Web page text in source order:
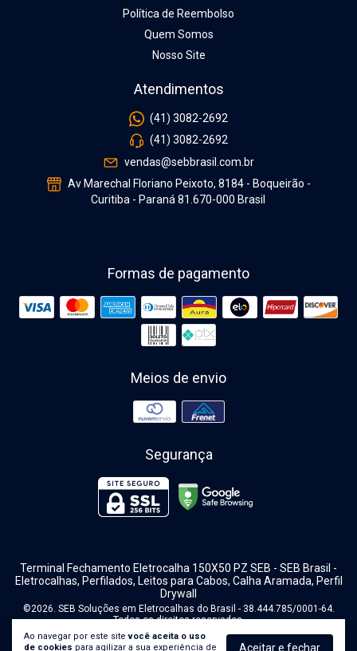
Ao navegar por este sitevocê aceita o uso
de cookies para agilizar a sua experiência de Aceitar e fechar
Política de Reembolso
Quem Somos
Nosso Site
Atendimentos
(41) 3082-2692
(41) 3082-2692
vendas@sebbrasil.com.br
Av Marechal Floriano Peixoto, 8184 - Boqueirão -
Curitiba - Paraná 81.670-000 Brasil
Formas de pagamento
Meios de envio
Segurança
Terminal Fechamento Eletrocalha 150X50 PZ SEB - SEB Brasil -
Eletrocalhas, Perfilados, Leitos para Cabos, Calha Aramada, Perfil
Drywall
©2026. SEB Soluções em Eletrocalhas do Brasil - 38.444.785/0001-64.
Todos os direitos reservados.